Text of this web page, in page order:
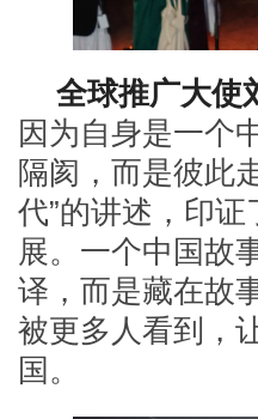
全球推广大使
因为自身是一个
隔阂，而是彼此
代”的讲述，印
展。一个中国故
译，而是藏在故
被更多人看到，
国。